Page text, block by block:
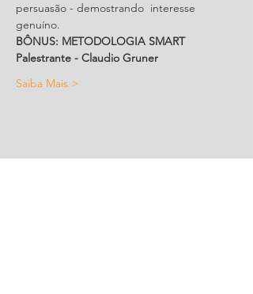
persuasão - demostrando  interesse
genuíno.
BÔNUS: METODOLOGIA SMART
Palestrante - Claudio Gruner
Saiba Mais >